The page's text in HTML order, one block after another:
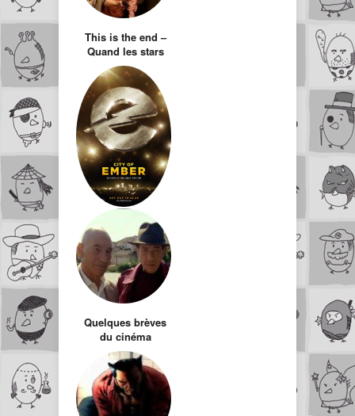
This is the end –
Quand les stars
font face à
l’Apocalypse
City of ember
Quelques brèves
du cinéma